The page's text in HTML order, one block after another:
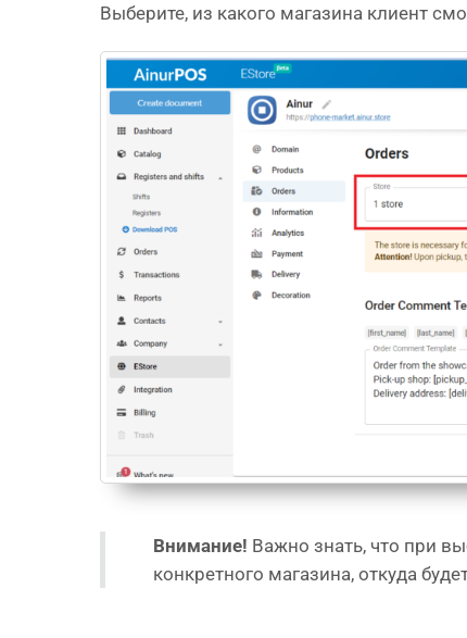
Выберите, из какого магазина клиент
Внимание! Важно знать, что при
конкретного магазина, откуда